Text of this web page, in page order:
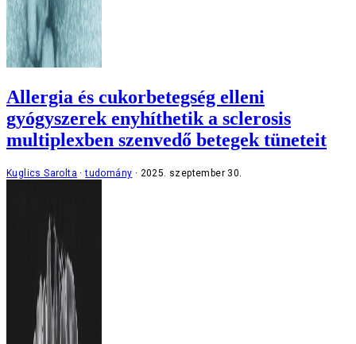
Allergia és cukorbetegség elleni
gyógyszerek enyhíthetik a sclerosis
multiplexben szenvedő betegek tüneteit
Kuglics Sarolta tudomány 2025. szeptember 30.